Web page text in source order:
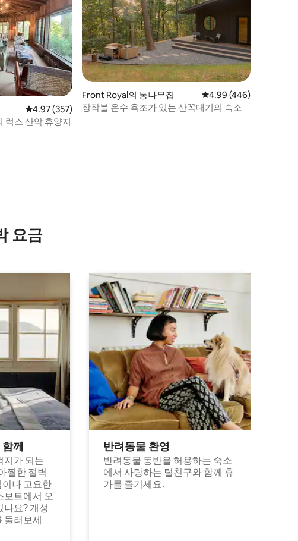
평점 4.97점(5점 만점), 후기 357개
4.97 (357)
럭스 산악 휴양지
Front Royal의 통나무집 평점 4.99점(5점 만점),
4.99 (446)
장작불 온수 욕조가 있는 산꼭대기의 숙소
요금
께
지가 되는
찔한 절벽
나 고요한
보트에서 오
나요? 개성
둘러보세
반려동물 환영
반려동물 동반을 허용하는 숙소
에서 사랑하는 털친구와 함께 휴
가를 즐기세요.